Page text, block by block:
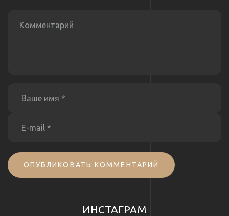
ОПУБЛИКОВАТЬ КОММЕНТАРИЙ
ИНСТАГРАМ